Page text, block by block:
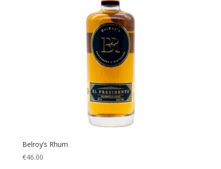
Belroy’s Rhum
€46.00